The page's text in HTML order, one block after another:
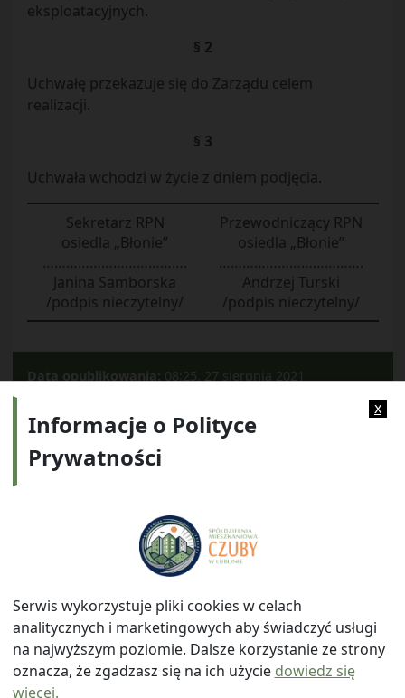
eksploatacyjnych.
§ 2
Uchwałę przekazuje się do Zarządu celem
realizacji.
§ 3
Uchwała wchodzi w życie z dniem podjęcia.
Sekretarz RPN
osiedla „Błonie”
……………………………….
Janina Samborska
/podpis nieczytelny/
Przewodniczący RPN
osiedla „Błonie”
……………………………….
Andrzej Turski
/podpis nieczytelny/
Data opublikowania: 08:25, 27 sierpnia 2021
ul. Watykańska 6, 20-538 Lublin
Telefon: 814641700 E-mail: info@smczuby.pl
x
Informacje o Polityce
Prywatności
Serwis wykorzystuje pliki cookies w celach
analitycznych i marketingowych aby świadczyć usługi
na najwyższym poziomie. Dalsze korzystanie ze strony
oznacza, że zgadzasz się na ich użycie dowiedz się
więcej.